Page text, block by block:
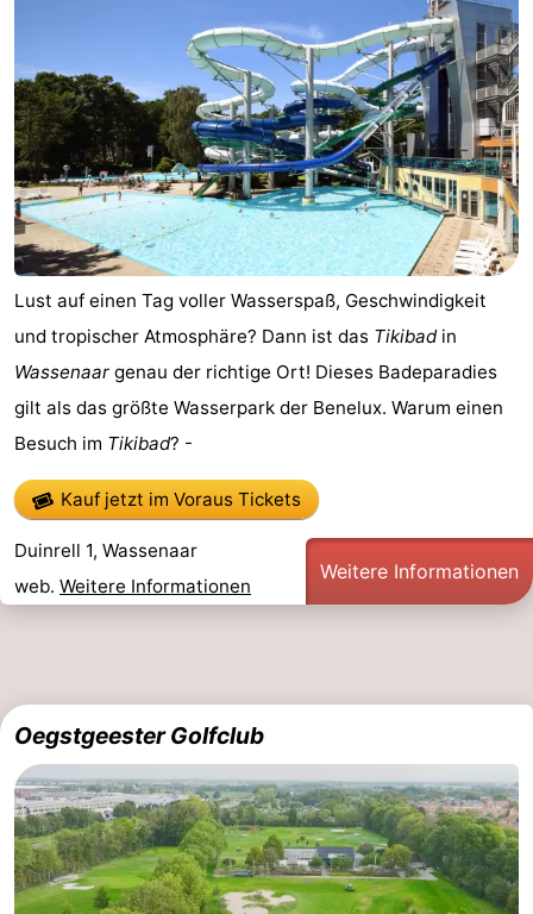
Lust auf einen Tag voller Wasserspaß, Geschwindigkeit
und tropischer Atmosphäre? Dann ist das Tikibadin
Wassenaar genau der richtige Ort! Dieses Badeparadies
gilt als das größte Wasserpark der Benelux. Warum einen
Besuch im Tikibad? -
Kauf jetzt im Voraus Tickets
Duinrell 1, Wassenaar
web. Weitere Informationen
Weitere Informationen
Oegstgeester Golfclub